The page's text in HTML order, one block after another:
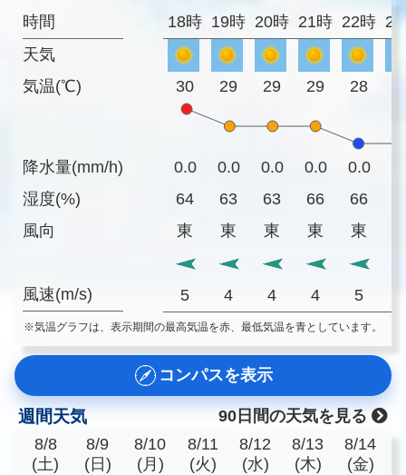
時間
天気
気温(℃)
降水量(mm/h)
湿度(%)
風向
風速(m/s)
18時 19時 20時 21時 22時
30 29 29 29 28
0.0 0.0 0.0 0.0 0.0
64
63 63 66 66
東
東 東 東 東
5 4 4 4 5
※気温グラフは、表示期間の最高気温を赤、最低気温を青としています。
コンパスを表示
週間天気
90日間の天気を見る
8/8
(土)
8/9
(日)
8/10
(月)
8/11
(火)
8/12
(水)
8/13
(木)
8/14
(金)